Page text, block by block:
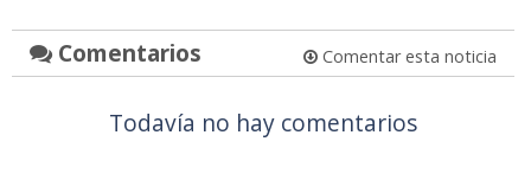
Comentarios Comentar esta noticia
Todavía no hay comentarios